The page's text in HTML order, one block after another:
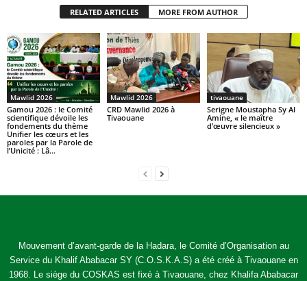
RELATED ARTICLES MORE FROM AUTHOR
Mawlid 2026
Gamou 2026 : le Comité
scientifique dévoile les
fondements du thème
Unifier les cœurs et les
paroles par la Parole de
l’Unicité : Lâ...
Mawlid 2026
CRD Mawlid 2026 à
Tivaouane
tivaouane
Serigne Moustapha Sy Al
Amine, « le maître
d’œuvre silencieux »
Mouvement d’avant-garde de la Hadara, le Comité d’Organisation au
Service du Khalif Ababacar SY (C.O.S.K.A.S) a été créé à Tivaouane en
1968. Le siège du COSKAS est fixé à Tivaouane, chez Khalifa Ababacar